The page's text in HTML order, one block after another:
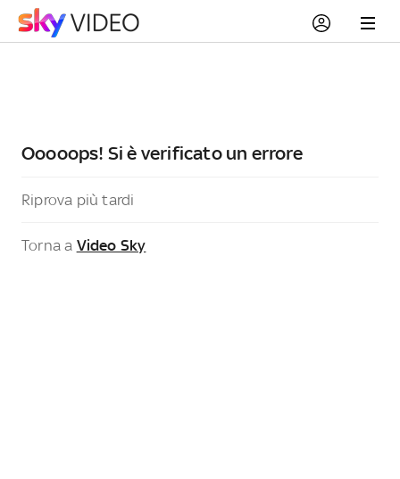
Ooooops! Si è verificato un errore
Riprova più tardi
Torna a Video Sky